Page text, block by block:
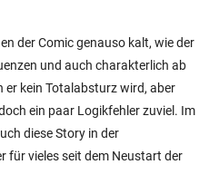
der Comic genauso kalt, wie der
und auch charakterlich ab
er kein Totalabsturz wird, aber
ein paar Logikfehler zuviel. Im
diese Story in der
für vieles seit dem Neustart der